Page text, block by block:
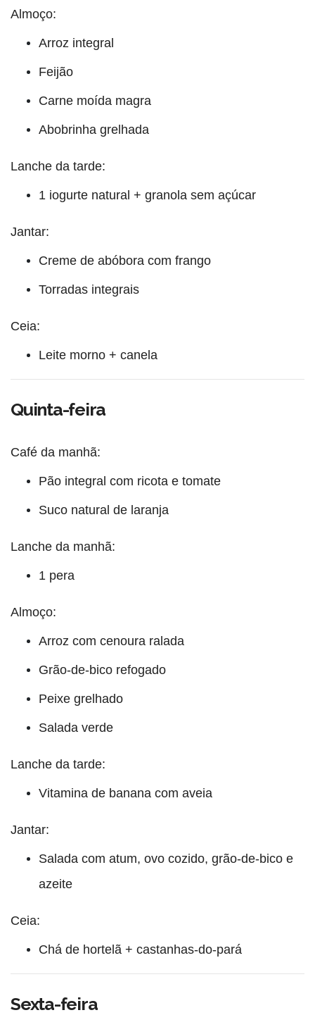
Almoço:
Arroz integral
Feijão
Carne moída magra
Abobrinha grelhada
Lanche da tarde:
1 iogurte natural + granola sem açúcar
Jantar:
Creme de abóbora com frango
Torradas integrais
Ceia:
Leite morno + canela
Quinta-feira
Café da manhã:
Pão integral com ricota e tomate
Suco natural de laranja
Lanche da manhã:
1 pera
Almoço:
Arroz com cenoura ralada
Grão-de-bico refogado
Peixe grelhado
Salada verde
Lanche da tarde:
Vitamina de banana com aveia
Jantar:
Salada com atum, ovo cozido, grão-de-bico e
azeite
Ceia:
Chá de hortelã + castanhas-do-pará
Sexta-feira